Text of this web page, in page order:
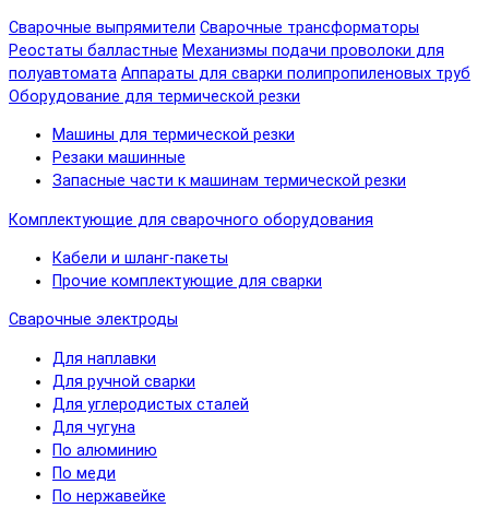
Сварочные выпрямители Сварочные трансформаторы
Реостаты балластные Механизмы подачи проволоки для
полуавтомата Аппараты для сварки полипропиленовых труб
Оборудование для термической резки
Машины для термической резки
Резаки машинные
Запасные части к машинам термической резки
Комплектующие для сварочного оборудования
Кабели и шланг-пакеты
Прочие комплектующие для сварки
Сварочные электроды
Для наплавки
Для ручной сварки
Для углеродистых сталей
Для чугуна
По алюминию
По меди
По нержавейке